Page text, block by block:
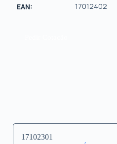
EAN: 17012402
17102301